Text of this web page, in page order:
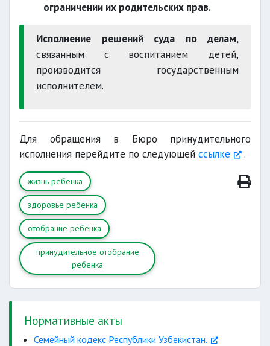
ограничении их родительских прав.
Исполнение решений суда по делам,
связанным с воспитанием детей,
производится государственным
исполнителем.
Для обращения в Бюро принудительного
исполнения перейдите по следующей ссылке .
жизнь ребенка
здоровье ребенка
отобрание ребенка
принудительное отобрание
ребенка
Нормативные акты
Семейный кодекс Республики Узбекистан.